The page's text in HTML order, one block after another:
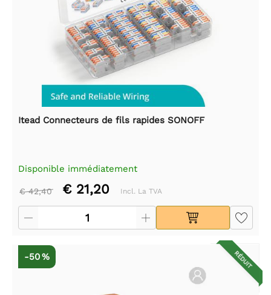
Itead Connecteurs de fils rapides SONOFF
Disponible immédiatement
€ 42,40 € 21,20 Incl. La TVA
RÉDUIT
-50 %